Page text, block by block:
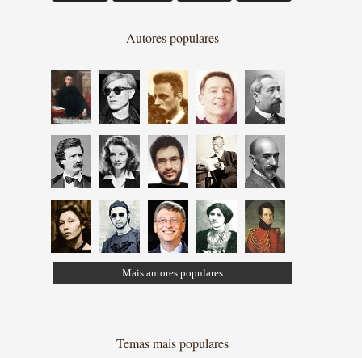
Autores populares
Mais autores populares
Temas mais populares